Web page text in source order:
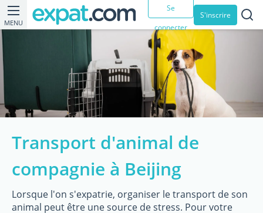
MENU
Se
connecter
S'inscrire
Transport d'animal de
compagnie à Beijing
Lorsque l'on s'expatrie, organiser le transport de son
animal peut être une source de stress. Pour votre